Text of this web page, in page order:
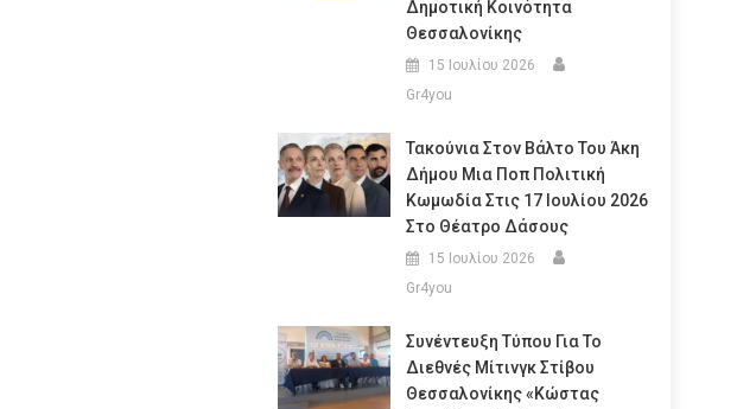
Δημοτική Κοινότητα
Θεσσαλονίκης
15 Ιουλίου 2026
Gr4you
Τακούνια Στον Βάλτο Του Άκη
Δήμου Μια Ποπ Πολιτική
Κωμωδία Στις 17 Ιουλίου 2026
Στο Θέατρο Δάσους
15 Ιουλίου 2026
Gr4you
Συνέντευξη Τύπου Για Το
Διεθνές Μίτινγκ Στίβου
Θεσσαλονίκης «Κώστας